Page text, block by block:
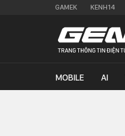
GAMEK KENH14
MOBILE AI